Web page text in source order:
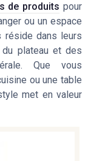
de produits pour
ou un espace
réside dans leurs
plateau et des
Que vous
ou une table
met en valeur